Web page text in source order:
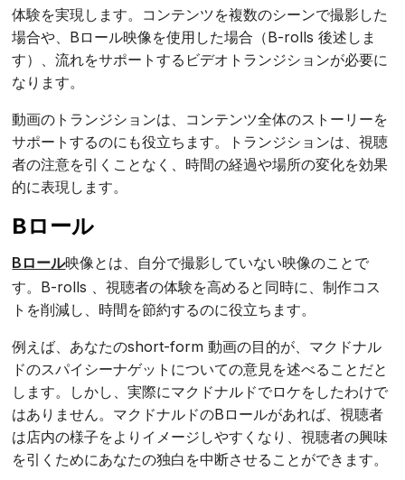
体験を実現します。コンテンツを複数のシーンで撮影した
場合や、Bロール映像を使用した場合（B-rolls 後述しま
す）、流れをサポートするビデオトランジションが必要に
なります。
動画のトランジションは、コンテンツ全体のストーリーを
サポートするのにも役立ちます。トランジションは、視聴
者の注意を引くことなく、時間の経過や場所の変化を効果
的に表現します。
Bロール
Bロール映像とは、自分で撮影していない映像のことで
す。B-rolls 、視聴者の体験を高めると同時に、制作コス
トを削減し、時間を節約するのに役立ちます。
例えば、あなたのshort-form 動画の目的が、マクドナル
ドのスパイシーナゲットについての意見を述べることだと
します。しかし、実際にマクドナルドでロケをしたわけで
はありません。マクドナルドのBロールがあれば、視聴者
は店内の様子をよりイメージしやすくなり、視聴者の興味
を引くためにあなたの独白を中断させることができます。